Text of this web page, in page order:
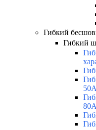
Гибкий
Гибкий